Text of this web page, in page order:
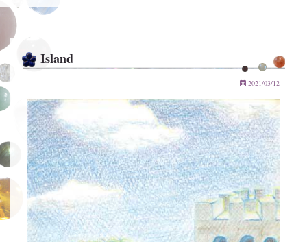
Island
2021/03/12